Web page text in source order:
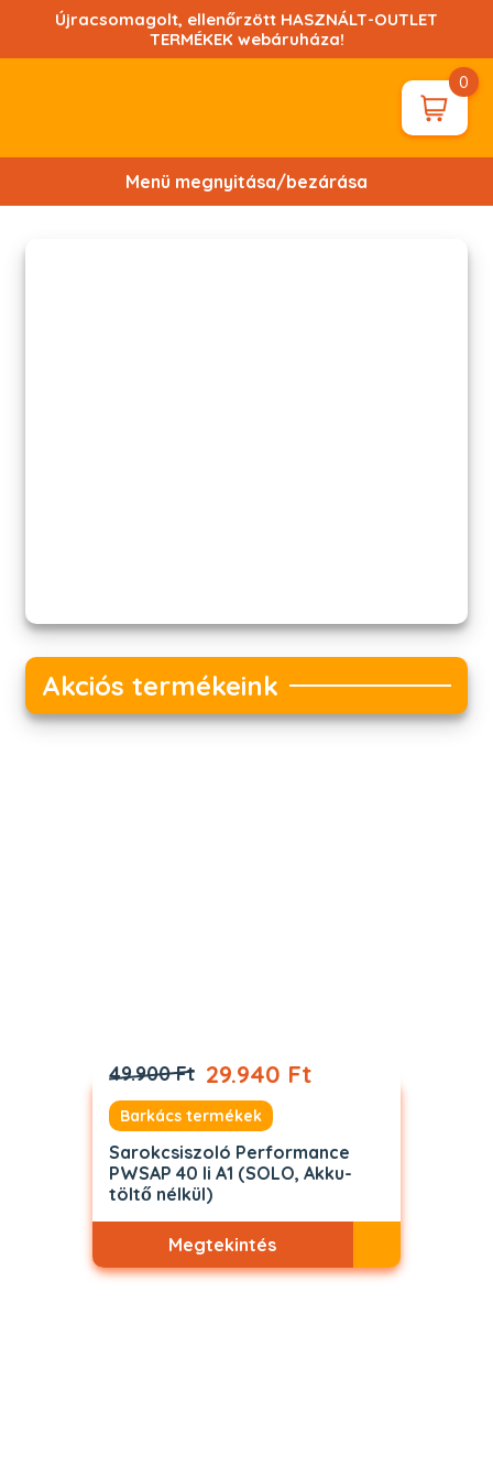
tartalomhoz!
Újracsomagolt, ellenőrzött HASZNÁLT-OUTLET
TERMÉKEK webáruháza!
0
Menü megnyitása/bezárása
Akciós termékeink
49.900 Ft 29.940 Ft
Barkács termékek
Sarokcsiszoló Performance
PWSAP 40 li A1 (SOLO, Akku-
töltő nélkül)
Megtekintés